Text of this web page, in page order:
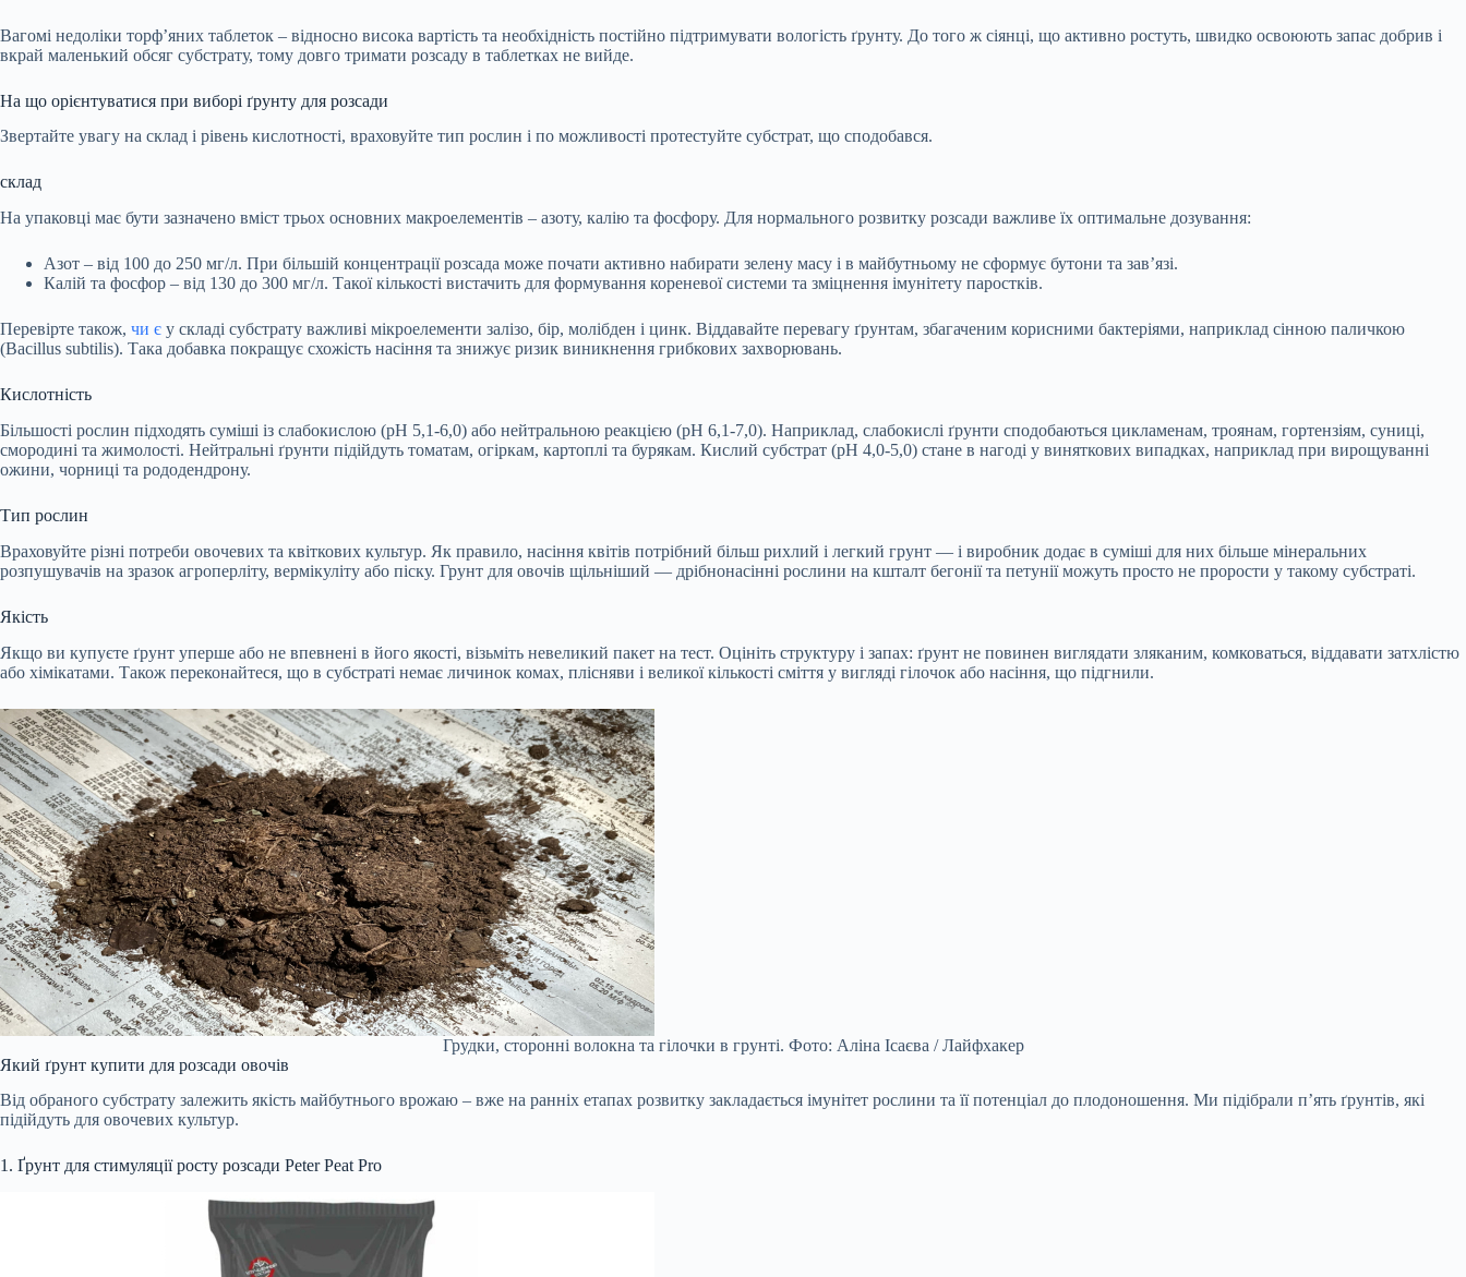
Вагомі недоліки торф’яних таблеток – відносно висока вартість та необхідність постійно підтримувати вологість ґрунту. До того ж сіянці, що активно ростуть, швидко освоюють запас добрив і
вкрай маленький обсяг субстрату, тому довго тримати розсаду в таблетках не вийде.
На що орієнтуватися при виборі ґрунту для розсади
Звертайте увагу на склад і рівень кислотності, враховуйте тип рослин і по можливості протестуйте субстрат, що сподобався.
склад
На упаковці має бути зазначено вміст трьох основних макроелементів – азоту, калію та фосфору. Для нормального розвитку розсади важливе їх оптимальне дозування:
Азот – від 100 до 250 мг/л. При більшій концентрації розсада може почати активно набирати зелену масу і в майбутньому не сформує бутони та зав’язі.
Калій та фосфор – від 130 до 300 мг/л. Такої кількості вистачить для формування кореневої системи та зміцнення імунітету паростків.
Перевірте також, чи є у складі субстрату важливі мікроелементи залізо, бір, молібден і цинк. Віддавайте перевагу ґрунтам, збагаченим корисними бактеріями, наприклад сінною паличкою
(Bacillus subtilis). Така добавка покращує схожість насіння та знижує ризик виникнення грибкових захворювань.
Кислотність
Більшості рослин підходять суміші із слабокислою (pH 5,1-6,0) або нейтральною реакцією (pH 6,1-7,0). Наприклад, слабокислі ґрунти сподобаються цикламенам, троянам, гортензіям, суниці,
смородині та жимолості. Нейтральні ґрунти підійдуть томатам, огіркам, картоплі та бурякам. Кислий субстрат (рН 4,0-5,0) стане в нагоді у виняткових випадках, наприклад при вирощуванні
ожини, чорниці та рододендрону.
Тип рослин
Враховуйте різні потреби овочевих та квіткових культур. Як правило, насіння квітів потрібний більш рихлий і легкий грунт — і виробник додає в суміші для них більше мінеральних
розпушувачів на зразок агроперліту, вермікуліту або піску. Грунт для овочів щільніший — дрібнонасінні рослини на кшталт бегонії та петунії можуть просто не прорости у такому субстраті.
Якість
Якщо ви купуєте ґрунт уперше або не впевнені в його якості, візьміть невеликий пакет на тест. Оцініть структуру і запах: ґрунт не повинен виглядати зляканим, комковаться, віддавати затхлістю
або хімікатами. Також переконайтеся, що в субстраті немає личинок комах, плісняви і великої кількості сміття у вигляді гілочок або насіння, що підгнили.
Грудки, сторонні волокна та гілочки в грунті. Фото: Аліна Ісаєва / Лайфхакер
Який ґрунт купити для розсади овочів
Від обраного субстрату залежить якість майбутнього врожаю – вже на ранніх етапах розвитку закладається імунітет рослини та її потенціал до плодоношення. Ми підібрали п’ять ґрунтів, які
підійдуть для овочевих культур.
1. Ґрунт для стимуляції росту розсади Peter Peat Pro